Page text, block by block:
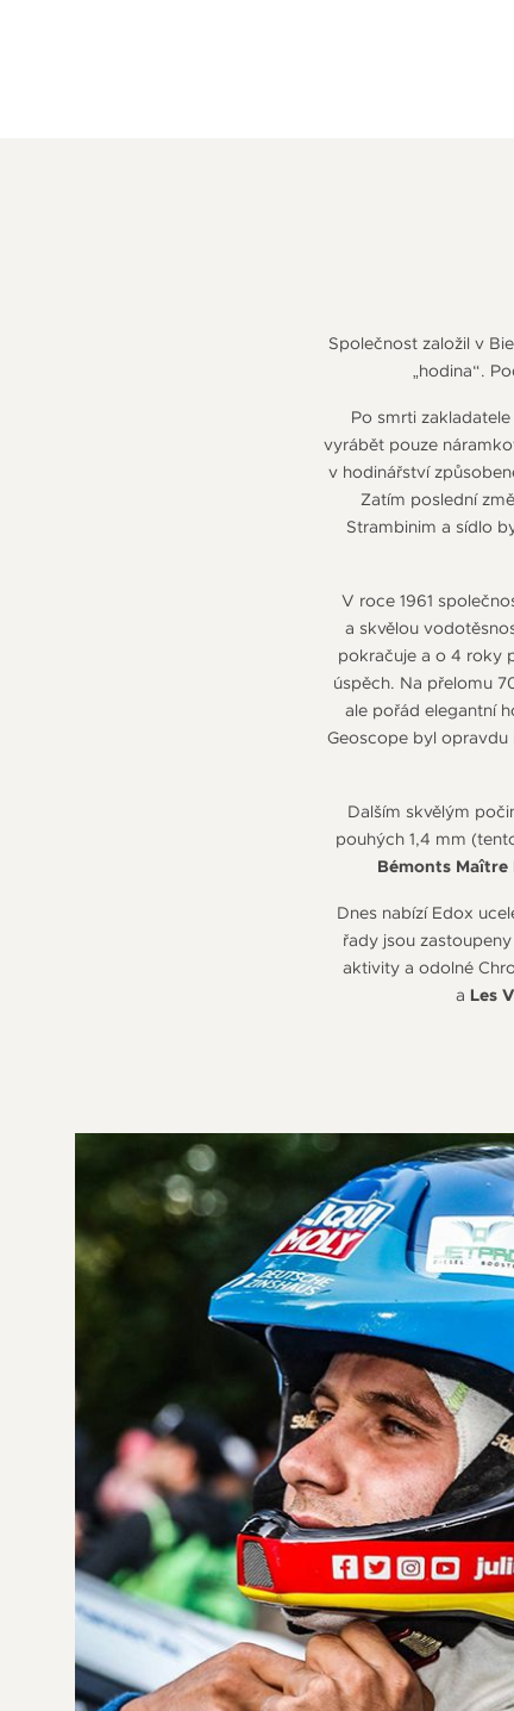
Společnost založil v
„hodina“.
Po smrti
vyrábět pouze
v hodinářství
Zatím poslední
Strambinim a sídlo
V roce 1961
a skvělou
pokračuje a o 4 roky
úspěch. Na přelomu
ale pořád elegantní
Geoscope byl opravdu
Dalším skvělým
pouhých 1,4 mm
Bémonts
Dnes nabízí Edox
řady jsou
aktivity a odolné
a Les